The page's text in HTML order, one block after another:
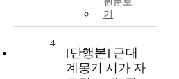
기
4
[단행본] 근대
계몽기 시가 자